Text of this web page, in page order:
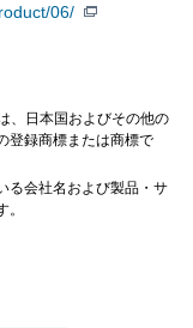
06/
、日本国およびその他の
登録商標または商標で
る会社名および製品・サ